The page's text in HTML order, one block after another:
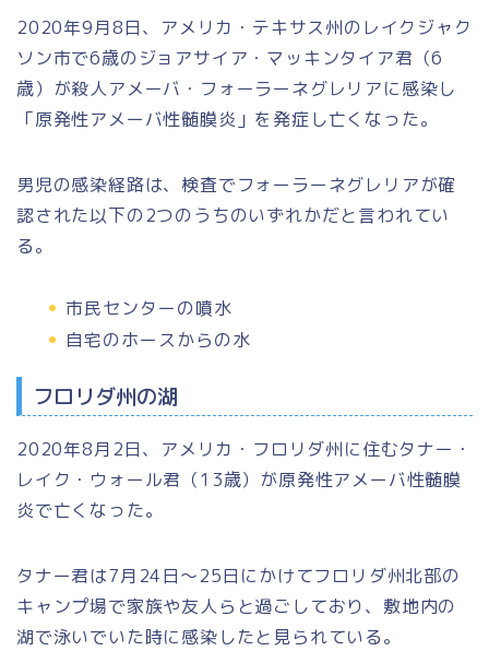
2020年9月8日、アメリカ・テキサス州のレイクジャク
ソン市で6歳のジョアサイア・マッキンタイア君（6
歳）が殺人アメーバ・フォーラーネグレリアに感染し
「原発性アメーバ性髄膜炎」 を発症し亡くなった。
男児の感染経路は、検査でフォーラーネグレリアが確
認された以下の2つのうちのいずれかだと言われてい
る。
市民センターの噴水
自宅のホースからの水
フロリダ州の湖
2020年8月2日、アメリカ・フロリダ州に住むタナー・
レイク・ウォール君（13歳）が原発性アメーバ性髄膜
炎で亡くなった。
タナー君は7月24日～25日にかけてフロリダ州北部の
キャンプ場で家族や友人らと過ごしており、敷地内の
湖で泳いでいた時に感染したと見られている。